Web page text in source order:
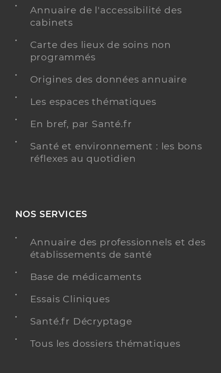
Annuaire de l'accessibilité des
cabinets
Carte des lieux de soins non
programmés
Origines des données annuaire
Les espaces thématiques
En bref, par Santé.fr
Santé et environnement : les bons
réflexes au quotidien
NOS SERVICES
Annuaire des professionnels et des
établissements de santé
Base de médicaments
Essais Cliniques
Santé.fr Décryptage
Tous les dossiers thématiques